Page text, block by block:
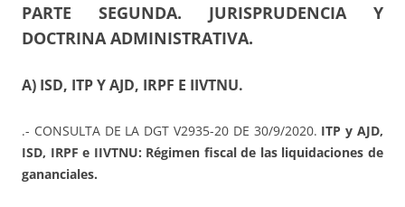
PARTE SEGUNDA. JURISPRUDENCIA Y
DOCTRINA ADMINISTRATIVA.
A) ISD, ITP Y AJD, IRPF E IIVTNU.
.- CONSULTA DE LA DGT V2935-20 DE 30/9/2020. ITP y AJD,
ISD, IRPF e IIVTNU: Régimen fiscal de las liquidaciones de
gananciales.